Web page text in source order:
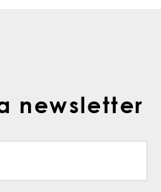
newsletter